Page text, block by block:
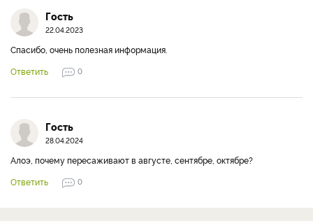
Гость
22.04.2023
Спасибо, очень полезная информация.
Ответить
0
Гость
28.04.2024
Алоэ, почему пересаживают в августе, сентябре, октябре?
Ответить
0